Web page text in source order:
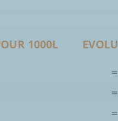
1000L
=
=
=